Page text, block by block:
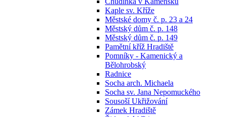
Kaple sv. Kříže
Městské domy č. p. 23 a 24
Městský dům č. p. 148
Městský dům č. p. 149
Pamětní kříž Hradiště
Pomníky - Kamenický a
Bělohrobský
Radnice
Socha arch. Michaela
Socha sv. Jana Nepomuckého
Sousoší Ukřižování
Zámek Hradiště